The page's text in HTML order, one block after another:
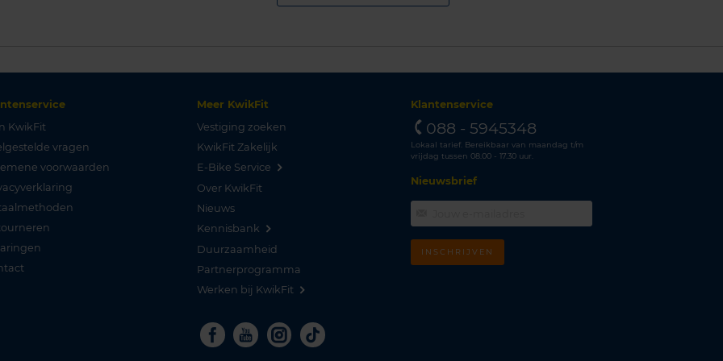
KwikFit
vragen
voorwaarden
Meer KwikFit
Vestiging zoeken
KwikFit Zakelijk
E-Bike Service
Over KwikFit
Nieuws
Kennisbank
Duurzaamheid
Partnerprogramma
Werken bij KwikFit
Facebook
YoutubeInstagram
Tiktok
Klantenservice
088 - 5945348
Lokaal tarief. Bereikbaar van maandag t/m
vrijdag tussen 08.00 - 17.30 uur.
Nieuwsbrief
INSCHRIJVEN